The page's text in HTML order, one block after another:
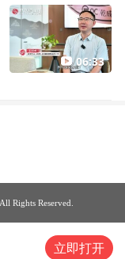
06:33
Rights Reserved.
立即打开